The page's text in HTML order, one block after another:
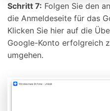
Schritt 7: Folgen Sie den
die Anmeldeseite für das
Klicken Sie hier auf die
Google-Konto erfolgreich
umgehen.